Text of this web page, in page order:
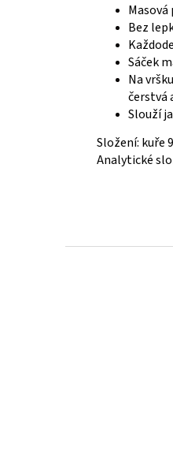
Bez
Sáček
Na
čerstvá
Slouží
Složení: kuře
Analytické